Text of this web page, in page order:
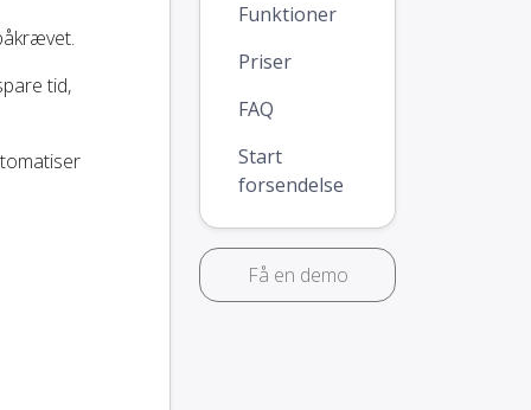
tid,
Funktioner
Priser
FAQ
Start
forsendelse
Få en demo